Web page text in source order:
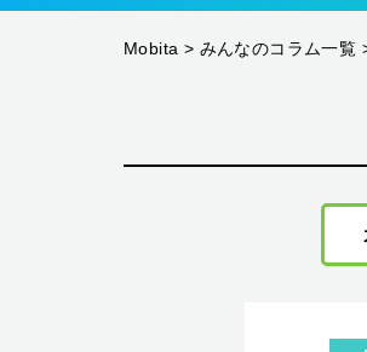
Mobita > みんなのコラム一覧